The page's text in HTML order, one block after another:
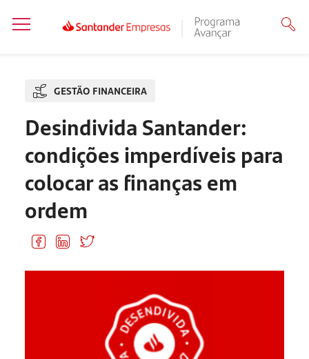
GESTÃO FINANCEIRA
Desindivida Santander:
condições imperdíveis para
colocar as finanças em
ordem